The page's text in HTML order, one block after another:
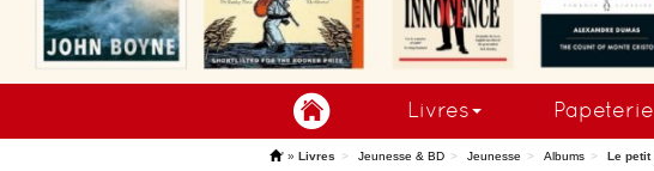
Livres Papeterie
'» Livres Jeunesse & BD Jeunesse Albums Le petit